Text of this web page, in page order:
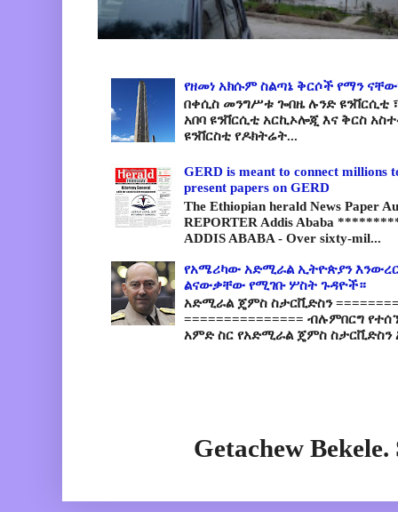
የዘመነ አክሱም ስልጣኔ ቅርሶች የማን
በቀሲስ መንግሥቱ ጐበዜ ሉንድ ዩንቨርሲቲ
አበባ ዩንቨርሲቲ አርኪኦሎጂ እና ቅርስ
ዩንቨርስቲ የዶክትሬት...
GERD is meant to connect millions
present papers on GERD
The Ethiopian herald News Paper
REPORTER Addis Ababa
ADDIS ABABA - Over sixty-mil...
የአሜሪካው አድሚራል ኢትዮጵያን
ልናውቃቸው የሚገቡ ሦስት ጉዳዮች።
አድሚራል ጄምስ ስታርቪድስን
=============== ብሉምበርግ
አምድ ስር የአድሚራል ጄምስ ስታርቪድስን
Getachew